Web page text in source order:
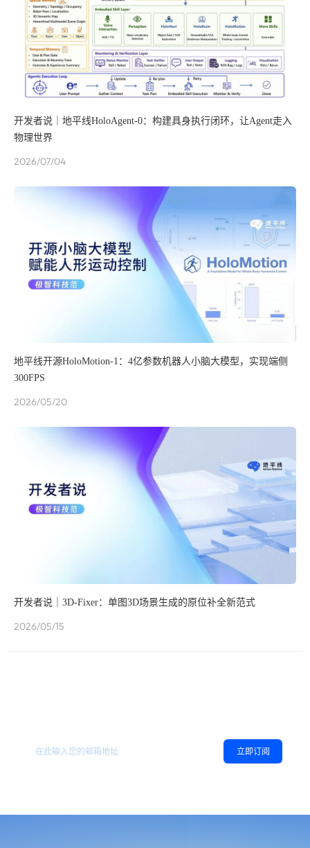
开发者说｜地平线HoloAgent-0：构建具身执行闭环，让Agent走入
物理世界
2026/07/04
地平线开源HoloMotion-1：4亿参数机器人小脑大模型，实现端侧
300FPS
2026/05/20
开发者说｜3D-Fixer：单图3D场景生成的原位补全新范式
2026/05/15
立即订阅